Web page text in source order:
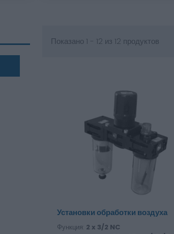
Показано 1 - 12 из 12 продуктов
Установки обработки воздуха
Функция: 2 x 3/2 NC